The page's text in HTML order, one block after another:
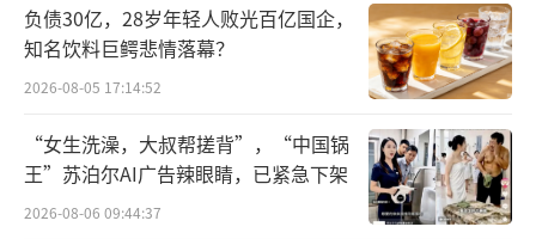
负债30亿，28岁年轻人败光百亿国企，
知名饮料巨鳄悲情落幕？
2026-08-05 17:14:52
“女生洗澡，大叔帮搓背”，“中国锅
王”苏泊尔AI广告辣眼睛，已紧急下架
2026-08-06 09:44:37